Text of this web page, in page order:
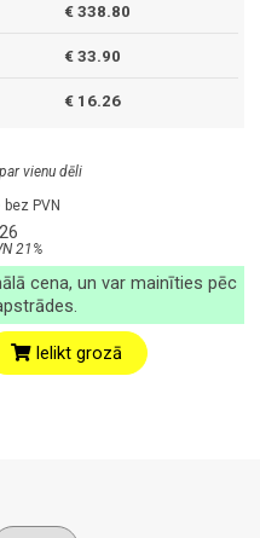
€ 338.80
€ 33.90
€ 16.26
vienu dēli
bez PVN
21%
cena, un var mainīties pēc
Ielikt grozā